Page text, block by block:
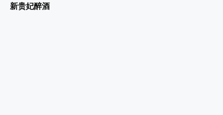
新贵妃醉酒